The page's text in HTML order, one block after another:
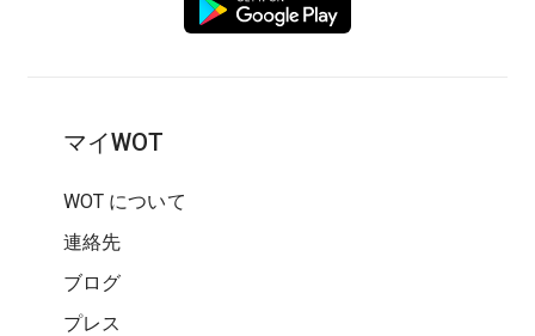
マイWOT
WOT について
連絡先
ブログ
プレス